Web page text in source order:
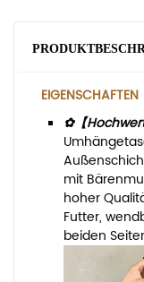
EIGENSCHAFTEN
✿【
mit
hoher
Futter,
beiden